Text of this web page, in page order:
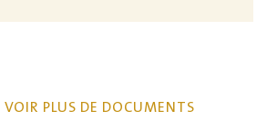
VOIR PLUS DE DOCUMENTS